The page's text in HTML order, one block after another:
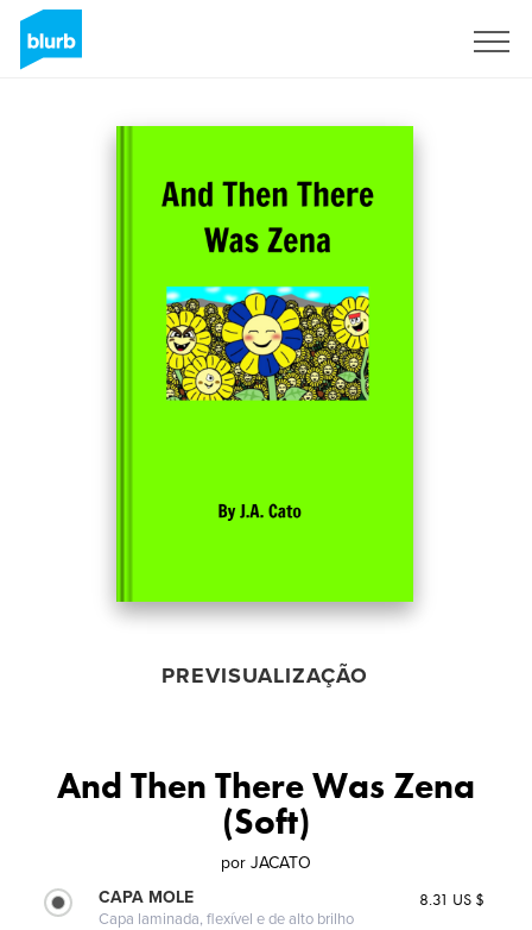
PREVISUALIZAÇÃO
And Then There Was Zena
(Soft)
por JACATO
CAPA MOLE
Capa laminada, flexível e de alto brilho
8.31 US $